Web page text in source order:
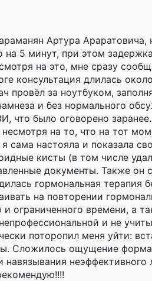
Артура
на 5 минут, при этом
на это, мне сразу
консультация длилась
провёл за ноутбуком,
и без нормального
что было оговорено
на то, что на тот
сама настояла и показала
кисты (в том числе
документы. Также он
гормональная терапия
на повторении
ограниченного времени, а
и не
поторопил меня уйти:
Сложилось ощущение
неэффективного